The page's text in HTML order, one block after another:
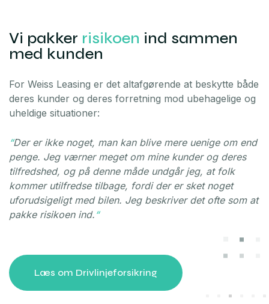
Vi pakker risikoen ind sammen
med kunden
For Weiss Leasing er det altafgørende at beskytte både
deres kunder og deres forretning mod ubehagelige og
uheldige situationer:
“Der er ikke noget, man kan blive mere uenige om end
penge. Jeg værner meget om mine kunder og deres
tilfredshed, og på denne måde undgår jeg, at folk
kommer utilfredse tilbage, fordi der er sket noget
uforudsigeligt med bilen. Jeg beskriver det ofte som at
pakke risikoen ind. “
Læs om Drivlinjeforsikring